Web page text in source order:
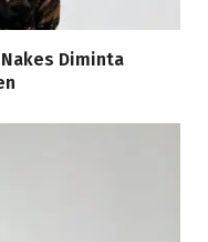
Nakes Diminta